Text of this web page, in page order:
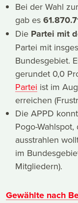
Bei der Wahl
gab es
Die Partei mit
Partei mit
Bundesgebiet.
gerundet 0,0
Partei ist im
erreichen
Die APPD
Pogo-
ausstrahlen
im
Mitgliedern).
Gewählte nach